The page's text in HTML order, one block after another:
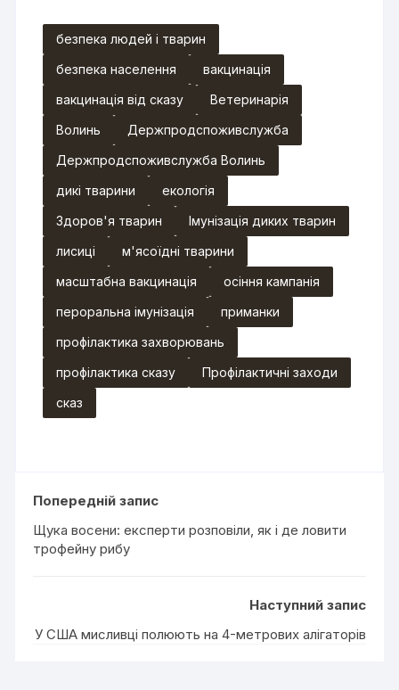
безпека людей і тварин
безпека населення
вакцинація
вакцинація від сказу
Ветеринарія
Волинь
Держпродспоживслужба
Держпродспоживслужба Волинь
дикі тварини
екологія
Здоров'я тварин
Імунізація диких тварин
лисиці
м'ясоїдні тварини
масштабна вакцинація
осіння кампанія
пероральна імунізація
приманки
профілактика захворювань
профілактика сказу
Профілактичні заходи
сказ
Попередній запис
Щука восени: експерти розповіли, як і де ловити
трофейну рибу
Наступний запис
У США мисливці полюють на 4-метрових алігаторів